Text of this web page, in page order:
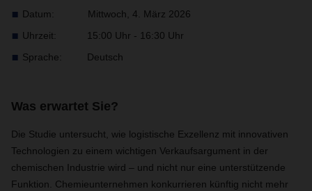
Datum: Mittwoch, 4. März 2026
Uhrzeit: 15:00 Uhr - 16:30 Uhr
Sprache: Deutsch
Was erwartet Sie?
Die Studie untersucht, wie logistische Exzellenz mit innovativen
Technologien zu einem wichtigen Verkaufsargument in der
chemischen Industrie wird – und nicht nur eine unterstützende
Funktion. Chemieunternehmen konkurrieren künftig nicht mehr